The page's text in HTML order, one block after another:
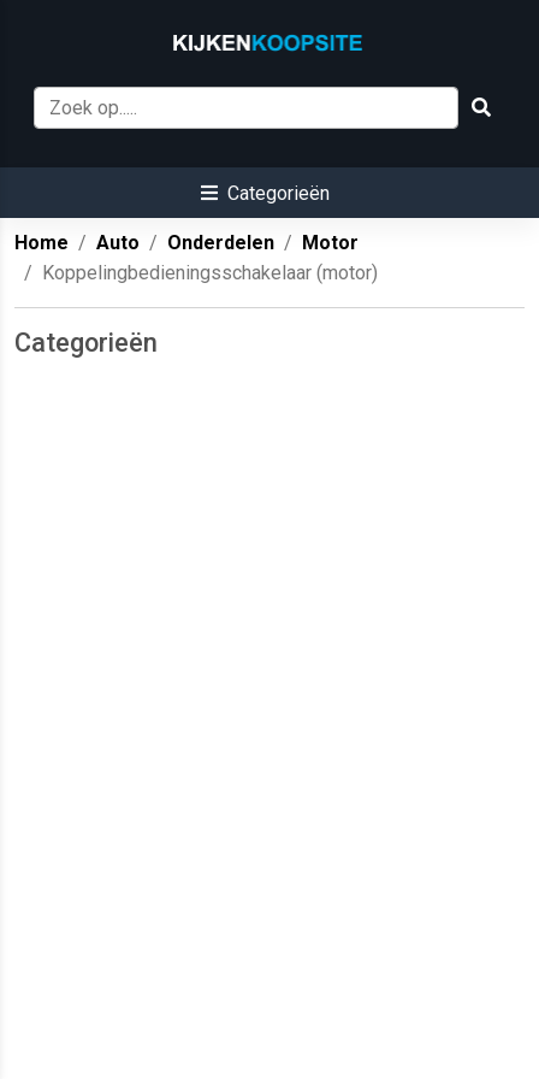
Categorieën
Home Auto Onderdelen
Motor
Koppelingbedieningsschakelaar (motor)
Categorieën